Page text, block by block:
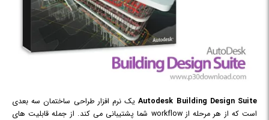
Autodesk Building Design Suiteیک نرم افزار طراحی ساختمان سه بعدی
است که از هر مرحله از workflow شما پشتیبانی می کند. از جمله قابلیت های